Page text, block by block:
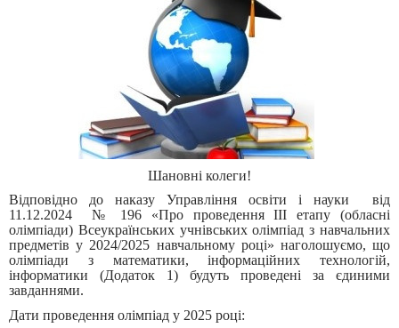
Шановні колеги!
Відповідно до наказу Управління освіти і науки від
11.12.2024 № 196 «Про проведення ІІІ етапу (обласні
олімпіади) Всеукраїнських учнівських олімпіад з навчальних
предметів у 2024/2025 навчальному році» наголошуємо, що
олімпіади з математики, інформаційних технологій,
інформатики (Додаток 1) будуть проведені за єдиними
завданнями.
Дати проведення олімпіад у 2025 році: